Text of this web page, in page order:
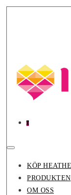
Varukorg
0
i
KÖP
PRODUKTEN
OM OSS